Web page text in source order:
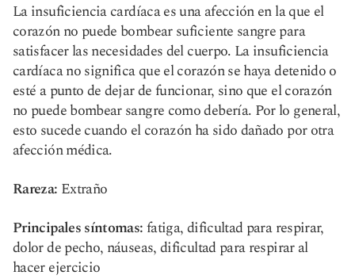
La insuficiencia cardíaca es una afección en la que el
corazón no puede bombear suficiente sangre para
satisfacer las necesidades del cuerpo. La insuficiencia
cardíaca no significa que el corazón se haya detenido o
esté a punto de dejar de funcionar, sino que el corazón
no puede bombear sangre como debería. Por lo general,
esto sucede cuando el corazón ha sido dañado por otra
afección médica.
Rareza: Extraño
Principales síntomas:fatiga, dificultad para respirar,
dolor de pecho, náuseas, dificultad para respirar al
hacer ejercicio